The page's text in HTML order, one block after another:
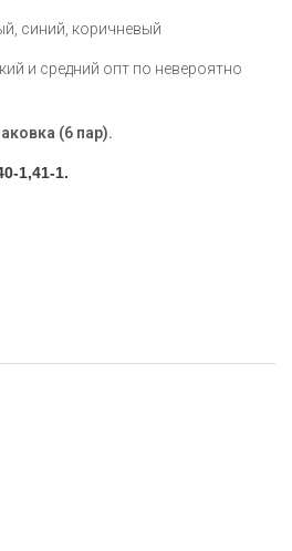
синий, коричневый
и средний опт по невероятно
(6 пар).
1,41-1.